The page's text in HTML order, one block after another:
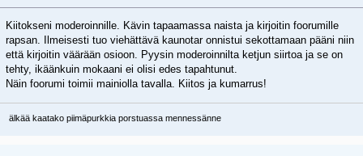
Kiitokseni moderoinnille. Kävin tapaamassa naista ja kirjoitin foorumille
rapsan. Ilmeisesti tuo viehättävä kaunotar onnistui sekottamaan pääni niin
että kirjoitin väärään osioon. Pyysin moderoinnilta ketjun siirtoa ja se on
tehty, ikäänkuin mokaani ei olisi edes tapahtunut.
Näin foorumi toimii mainiolla tavalla. Kiitos ja kumarrus!
älkää kaatako piimäpurkkia porstuassa mennessänne